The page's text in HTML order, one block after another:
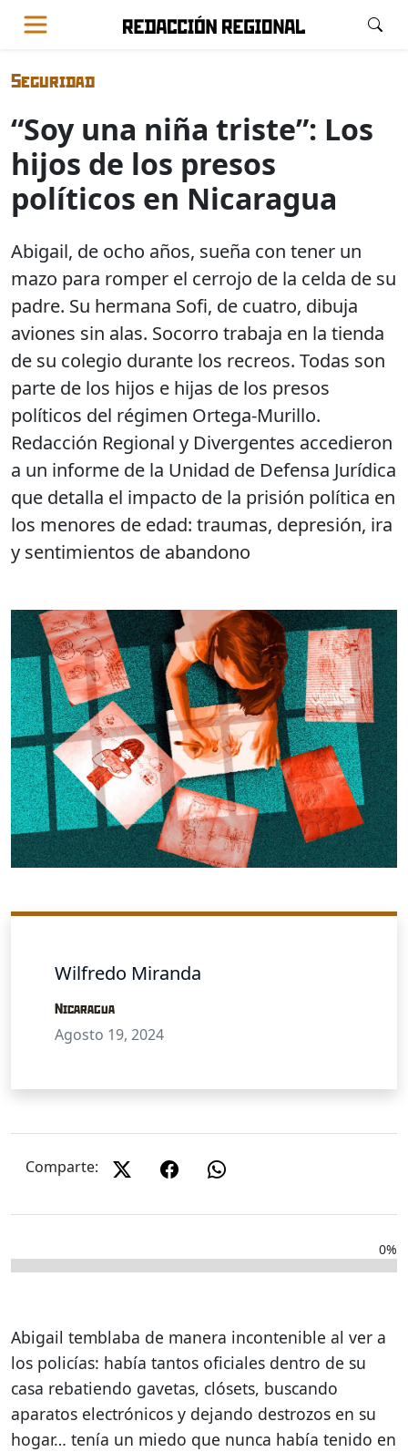
Seguridad
“Soy una niña triste”: Los
hijos de los presos
políticos en Nicaragua
Abigail, de ocho años, sueña con tener un
mazo para romper el cerrojo de la celda de su
padre. Su hermana Sofi, de cuatro, dibuja
aviones sin alas. Socorro trabaja en la tienda
de su colegio durante los recreos. Todas son
parte de los hijos e hijas de los presos
políticos del régimen Ortega-Murillo.
Redacción Regional y Divergentes accedieron
a un informe de la Unidad de Defensa Jurídica
que detalla el impacto de la prisión política en
los menores de edad: traumas, depresión, ira
y sentimientos de abandono
Wilfredo Miranda
Nicaragua
Agosto 19, 2024
Comparte:
0%
Abigail temblaba de manera incontenible al ver a
los policías: había tantos oficiales dentro de su
casa rebatiendo gavetas, clósets, buscando
aparatos electrónicos y dejando destrozos en su
hogar… tenía un miedo que nunca había tenido en